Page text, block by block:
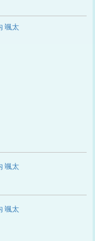
颯太
颯太
颯太